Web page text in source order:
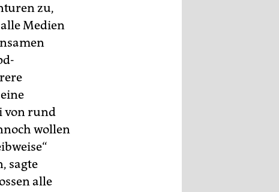
zu,
Medien
von rund
wollen
sagte
alle